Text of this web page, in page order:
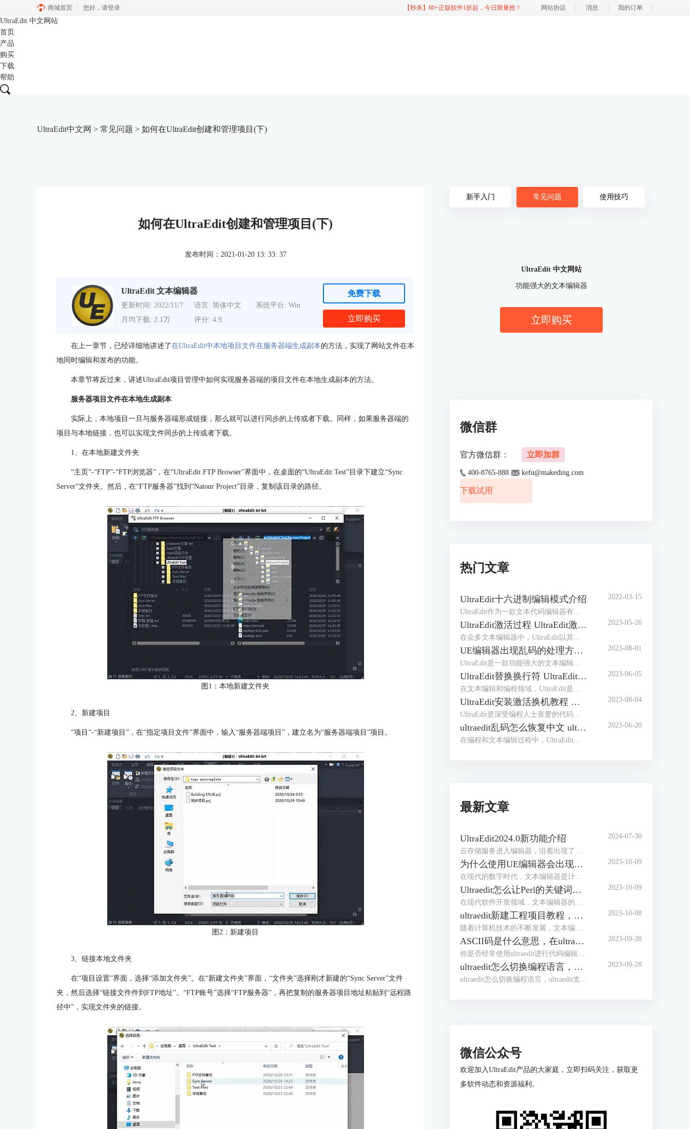
商城首页 您好， 请登录 【秒杀】60+正版软件1折起，今日限量抢！ 网站协议 消息 我的订单
UltraEdit 中文网站
首页
产品
购买
下载
帮助
UltraEdit中文网 > 常见问题 > 如何在UltraEdit创建和管理项目(下)
如何在UltraEdit创建和管理项目(下)
发布时间：2021-01-20 13: 33: 37
UltraEdit 文本编辑器
更新时间: 2022/11/7 语言: 简体中文
系统平台: Win
月均下载: 2.1万
评分: 4.9
免费下载
立即购买
在上一章节，已经详细地讲述了在UltraEdit中本地项目文件在服务器端生成副本的方法，实现了网站文件在本
地同时编辑和发布的功能。
本章节将反过来，讲述UltraEdit项目管理中如何实现服务器端的项目文件在本地生成副本的方法。
服务器项目文件在本地生成副本
实际上，本地项目一旦与服务器端形成链接，那么就可以进行同步的上传或者下载。同样，如果服务器端的
项目与本地链接，也可以实现文件同步的上传或者下载。
1、在本地新建文件夹
“主页”-“FTP”-“FTP浏览器”，在“UltraEdit FTP Browser”界面中，在桌面的“UltraEdit Test”目录下建立“Sync
Server”文件夹。然后，在“FTP服务器”找到“Natour Project”目录，复制该目录的路径。
图1：本地新建文件夹
2、新建项目
“项目”-“新建项目”，在“指定项目文件”界面中，输入“服务器端项目”，建立名为“服务器端项目”项目。
图2：新建项目
3、链接本地文件夹
在“项目设置”界面，选择“添加文件夹”。在“新建文件夹”界面，“文件夹”选择刚才新建的“Sync Server”文件
夹，然后选择“链接文件件到FTP地址”。“FTP账号”选择“FTP服务器”，再把复制的服务器项目地址粘贴到“远程路
径中”，实现文件夹的链接。
新手入门 常见问题 使用技巧
UltraEdit 中文网站
功能强大的文本编辑器
立即购买
微信群
官方微信群： 立即加群
400-8765-888 kefu@makeding.com
下载试用
热门文章
UltraEdit十六进制编辑模式介绍
UltraEdit作为一款文本代码编辑器有着众多的编辑功能，它的十六进制编辑模式可以说是其核心竞争力，毕竟拥有十六进制编辑功能的编辑器屈指可数。但十六进制编辑不同于普通的编辑，有着很多晦涩之处，初次接触很难掌握用法，所以做个简介是有必要的。
2022-03-15
UltraEdit激活过程 UltraEdit激活许可证怎么获得
在众多文本编辑器中，UltraEdit以其强大的编辑功能和高度的定制性受到了广大用户的欢迎。然而，许多初次使用UltraEdit的用户，对UltraEdit激活过程以及UltraEdit激活许可证怎么获得这两个问题可能令人感到困惑。为了解答这些疑问，本文将详细介绍UltraEdit的激活过程，以及如何获取UltraEdit的激活许可证。
2023-05-26
UE编辑器出现乱码的处理方法 解决UltraEdit中文乱码问题
UltraEdit是一款功能强大的文本编辑器，广泛应用于程序员、网站开发人员和其他文本处理人员的日常工作中。然而，在使用UltraEdit编辑文本时，有时会出现中文乱码的问题，这会严重影响我们的工作效率。本文将介绍UE编辑器中文乱码的处理方法，帮助用户解决中文乱码问题，确保正常编辑和处理中文文本。
2023-08-01
UltraEdit替换换行符 UltraEdit替换功能
在文本编辑和编程领域，UltraEdit是一款广受欢迎的文本编辑器，它具有强大的功能和灵活的操作，可以提高工作效率。本文将介绍UltraEdit替换换行符，UltraEdit替换功能的内容。
2023-06-05
UltraEdit安装激活换机教程 如何生成脱机许可证
UltraEdit是深受编程人士喜爱的代码编辑器之一，简洁干净的工作界面，标配的语法高亮功能，代码折叠等高效编程功能，并且，还支持HTML、PHP和JavaScript等语法，让代码编辑、文档内容处理更加方便。
2023-08-04
ultraedit乱码怎么恢复中文 ultraedit中文乱码如何设置
在编程和文本编辑过程中，UltraEdit是一款常用的高效编辑器，其强大的功能和易用性得到了全球数以百万计的用户的信赖。然而，我们可能会在使用中遇到一些问题，比如文档的中文乱码。在这篇文章中，我们将解答ultraedit乱码怎么恢复中文，ultraedit中文乱码如何设置的问题。
2023-06-20
最新文章
UltraEdit2024.0新功能介绍
云存储服务进入编辑器，沿着出现了编写脚本和自动化工作流的新方法。
2024-07-30
为什么使用UE编辑器会出现应用错误，Ultraedit应用程序错误怎么办
在现代的数字时代，文本编辑器是计算机用户不可或缺的工具之一。UltraEdit（UE）作为一款备受欢迎的文本编辑器，为用户提供了丰富的功能和出色的编辑体验。然而，有时用户可能会遇到应用程序错误的问题，这不仅影响了工作效率，还让人感到困扰。本文将深入研究为什么使用UE编辑器会出现应用错误，Ultraedit应用程序错误怎么办。同时，我们还将分享一些防止UE编辑器报错的实用技巧，以确保你的编辑体验始终顺畅无阻。
2023-10-09
Ultraedit怎么让Perl的关键词高亮，Ultraedit里的Python语法高亮怎么做
在现代软件开发领域，文本编辑器的选择对于程序员来说至关重要。UltraEdit（UE）作为一款功能强大的文本编辑器，提供了丰富的功能，其中包括语法高亮。本文将深入研究如何在UltraEdit中实现Perl关键词的高亮显示，以及如何设置Python语法高亮。此外，我们还将探讨语法高亮对开发人员的好处。让我们一起来学习这些有关UltraEdit的技巧和优势。
2023-10-09
ultraedit新建工程项目教程，UE怎么管理工程项目文件
随着计算机技术的不断发展，文本编辑器成为程序员和开发人员的得力助手。而UltraEdit（UE）作为其中的佼佼者，为用户提供了丰富的功能和强大的工程项目管理能力。本文将深入探讨如何在UltraEdit中新建工程项目，以及UE如何高效管理工程项目文件。让我们一起来学习，为你的项目管理提供更多便捷和效率。
2023-10-08
ASCII码是什么意思，在ultraedit如何找到ASCII码
你是否经常使用ultraedit进行代码编辑？或者你是否对“ASCII码是什么意思，在ultraedit如何找到ASCII码”这个问题产生过疑惑？本文将一一解答你的疑问，教你如何更高效地在ultraedit和UE编辑器中使用ASCII码。
2023-09-28
ultraedit怎么切换编程语言，ultraedit支持哪些编程语言
ultraedit怎么切换编程语言，ultraedit支持哪些编程语言——这不仅是新手经常提出的问题，也是许多编程老鸟都关心的话题。在本篇文章中，我们将一探究竟。
2023-09-28
微信公众号
欢迎加入UltraEdit产品的大家庭，立即扫码关注，获取更
多软件动态和资源福利。